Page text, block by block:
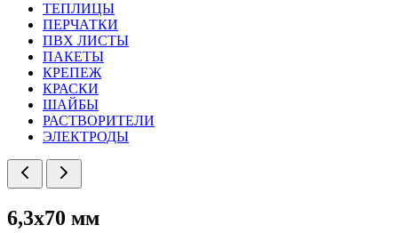
ТЕПЛИЦЫ
ПЕРЧАТКИ
ПВХ ЛИСТЫ
ПАКЕТЫ
КРЕПЕЖ
КРАСКИ
ШАЙБЫ
РАСТВОРИТЕЛИ
ЭЛЕКТРОДЫ
6,3х70 мм